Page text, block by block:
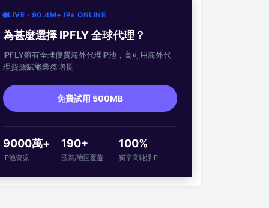
LIVE · 90.4M+ IPs ONLINE
為甚麼選擇 IPFLY 全球代理？
IPFLY擁有全球優質海外代理IP池，高可用海外代
理資源賦能業務增長
免費試用 500MB
9000萬+
IP池資源
190+
國家/地區覆蓋
100%
獨享高純淨IP